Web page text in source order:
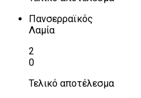
Πανσερραϊκός
Λαμία
2
0
Τελικό αποτέλεσμα